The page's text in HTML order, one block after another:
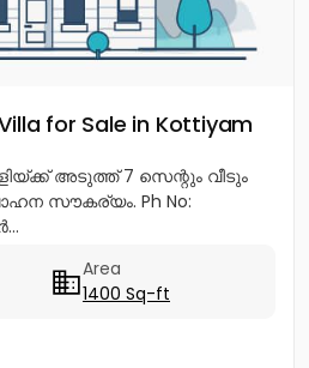
for Sale in Kottiyam
അടുത്ത് 7 സെന്റും വീടും
സൗകര്യം. Ph No:
Area
1400 Sq-ft